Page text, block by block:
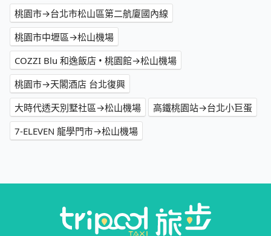
桃園市→台北市松山區第二航廈國內線
桃園市中壢區→松山機場
COZZI Blu 和逸飯店 • 桃園館→松山機場
桃園市→天閣酒店 台北復興
大時代透天別墅社區→松山機場
高鐵桃園站→台北小巨蛋
7-ELEVEN 龍學門市→松山機場